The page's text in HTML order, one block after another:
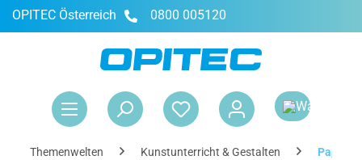
springen
OPITEC Österreich 0800 005120
Themenwelten Kunstunterricht & Gestalten